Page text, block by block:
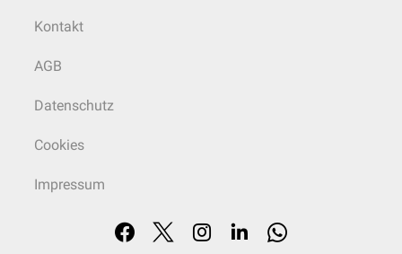
Kontakt
AGB
Datenschutz
Cookies
Impressum